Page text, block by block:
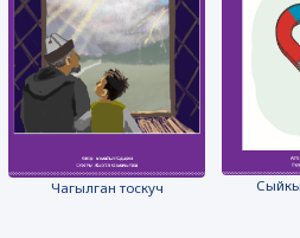
Чагылган тоскуч